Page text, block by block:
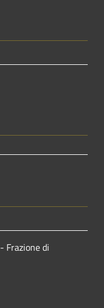
Frazione di